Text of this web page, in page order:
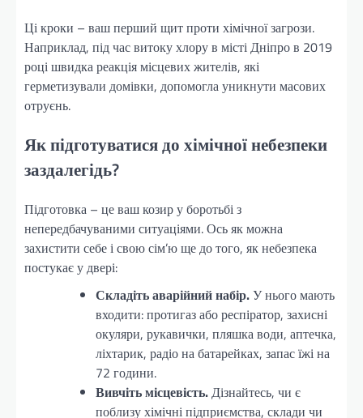
Ці кроки – ваш перший щит проти хімічної загрози.
Наприклад, під час витоку хлору в місті Дніпро в 2019
році швидка реакція місцевих жителів, які
герметизували домівки, допомогла уникнути масових
отруєнь.
Як підготуватися до хімічної небезпеки
заздалегідь?
Підготовка – це ваш козир у боротьбі з
непередбачуваними ситуаціями. Ось як можна
захистити себе і свою сім’ю ще до того, як небезпека
постукає у двері:
Складіть аварійний набір.У нього мають
входити: протигаз або респіратор, захисні
окуляри, рукавички, пляшка води, аптечка,
ліхтарик, радіо на батарейках, запас їжі на
72 години.
Вивчіть місцевість.Дізнайтесь, чи є
поблизу хімічні підприємства, склади чи